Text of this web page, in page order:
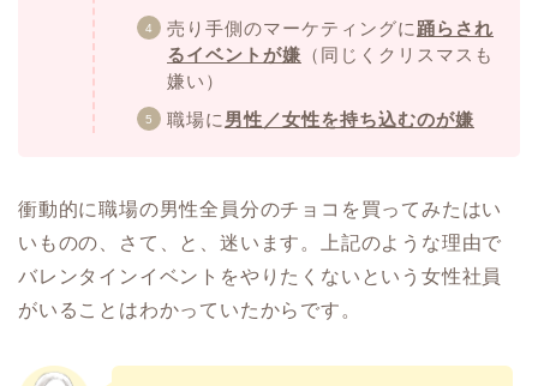
売り手側のマーケティングに 踊らされ
るイベントが嫌 （同じくクリスマスも
嫌い）
職場に 男性／女性を持ち込むのが嫌
衝動的に職場の男性全員分のチョコを買ってみたはい
いものの、さて、と、迷います。上記のような理由で
バレンタインイベントをやりたくないという女性社員
がいることはわかっていたからです。